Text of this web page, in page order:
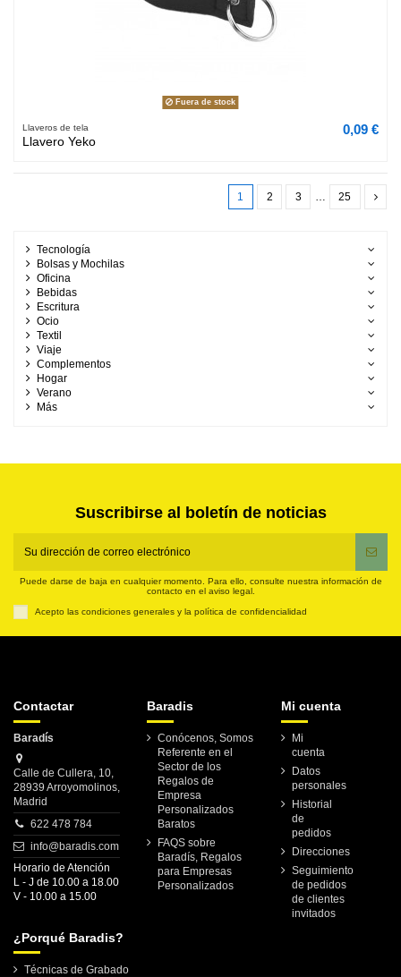
Fuera de stock
Llaveros de tela
Llavero Yeko
0,09 €
1 2 3 25
Tecnología
Bolsas y Mochilas
Oficina
Bebidas
Escritura
Ocio
Textil
Viaje
Complementos
Hogar
Verano
Más
Suscribirse al boletín de noticias
Puede darse de baja en cualquier momento. Para ello, consulte nuestra información de
contacto en el aviso legal.
Acepto las condiciones generales y la política de confidencialidad
Contactar
Baradís
Calle de Cullera, 10,
28939 Arroyomolinos,
Madrid
622 478 784
info@baradis.com
Horario de Atención
L - J de 10.00 a 18.00
V - 10.00 a 15.00
Baradis
Conócenos, Somos
Referente en el
Sector de los
Regalos de
Empresa
Personalizados
Baratos
FAQS sobre
Baradís, Regalos
para Empresas
Personalizados
Mi cuenta
Mi
cuenta
Datos
personales
Historial
de
pedidos
Direcciones
Seguimiento
de pedidos
de clientes
invitados
¿Porqué Baradis?
Técnicas de Grabado